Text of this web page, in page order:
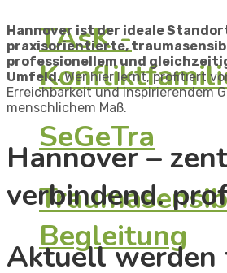
TAsK -
SeGeTra
Begleitung
Hannover ist der ideale
praxisorientierte,
professionellem und
Umfeld.Wer hier lernt, profitiert
Erreichbarkeit und inspirierendem
menschlichem Maß.​
Hannover –
verbindend.
Aktuell werden